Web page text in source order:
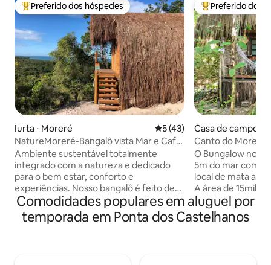
Entre os melhores preferidos dos hóspedes
Preferido dos hóspedes
Iurta ⋅ Moreré 5 de uma avaliação média
5 (43)
NatureMoreré-Bangalô vista Mar e Café
da Manhã
Ambiente sustentável totalmente
integrado com a natureza e dedicado
para o bem estar, conforto e
experiências. Nosso bangalô é feito de
materiais naturais, madeira e pedra. O
seu clima aconchegante em meio às
árvores, faz um convite para uma
Entre os
Preferido dos
Casa de campo ⋅
eba
Canto do Moreré-
pé na areia
O Bungalow no
5m do mar com a
local de mata
A área de 15mil
todas bem
bastante
famílias e grupos
Comodidades populares em aluguel por
temporada em Ponta dos Castelhanos